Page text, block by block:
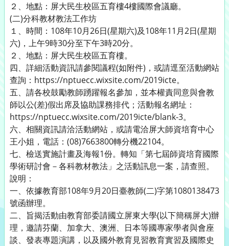
２、地點：屏大民生校區五育樓4樓國際會議廳。
(二)分科教材教法工作坊
１、時間：108年10月26日(星期六)及108年11月2日(星期
六)，上午9時30分至下午3時20分。
２、地點：屏大民生校區五育樓。
四、詳細活動資訊請參閱議程(如附件)，或請逕至活動網站
查詢：https://nptuecc.wixsite.com/2019icte。
五、請各校鼓勵教師踴躍報名參加，並本權責同意與會教
師以公(差)假出席及協助課務排代；活動報名網址：
https://nptuecc.wixsite.com/2019icte/blank-3。
六、相關資訊請洽活動網站，或請電洽屏大師資培育中心
王小姐，電話：(08)7663800轉分機22104。
七、檢送實施計畫及海報1份。轉知「第七屆師資培育國際
學術研討會－各科教材教法」之活動訊息一案，請查照。
說明：
一、依據教育部108年9月20日臺教師(二)字第1080138473
號函辦理。
二、旨揭活動由教育部委請國立屏東大學(以下簡稱屏大)辦
理，邀請芬蘭、加拿大、澳洲、日本等國專家學者與會座
談、發表專題演講，以及國外教育見習教育實習及國際史